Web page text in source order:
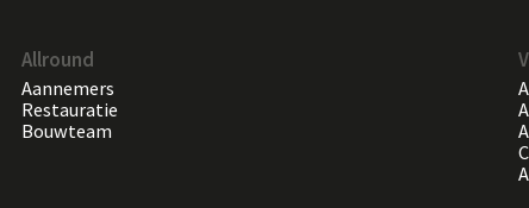
Allround
Aannemers
Restauratie
Bouwteam